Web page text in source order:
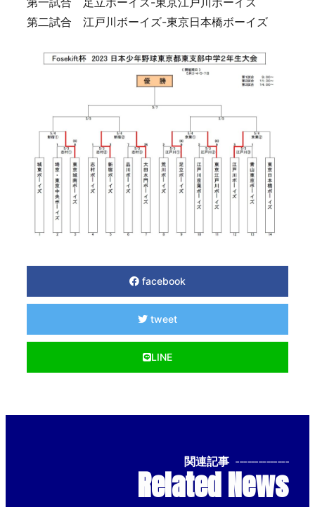
第二試合 江戸川ボーイズ-東京日本橋ボーイズ
facebook
tweet
LINE
関連記事 --------------
Related News